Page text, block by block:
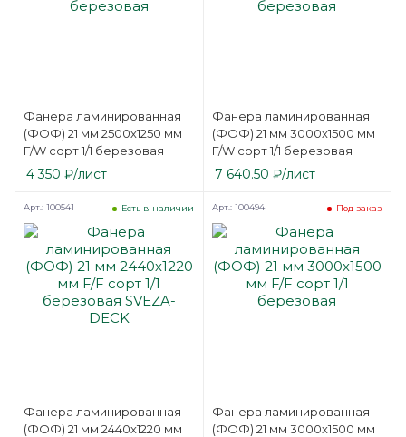
Фанера ламинированная
(ФОФ) 21 мм 2500х1250 мм
F/W сорт 1/1 березовая
4 350 ₽/лист
Фанера ламинированная
(ФОФ) 21 мм 3000х1500 мм
F/W сорт 1/1 березовая
7 640.50 ₽/лист
Фанера ламинированная
(ФОФ) 21 мм 2440х1220 мм
Есть в наличии
Арт.: 100541
Фанера ламинированная
(ФОФ) 21 мм 3000х1500 мм
Под заказ
Арт.: 100494